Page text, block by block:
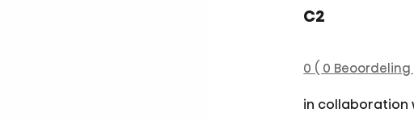
C2
0 ( 0 Beoordeling
in collaboration